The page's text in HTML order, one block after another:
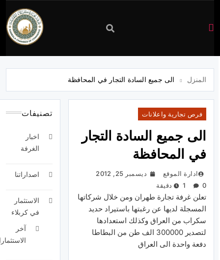
غرفة
كربلاء
المنزل الى جميع السادة التجار في المحافظة
فرص تجارية واعلانات
الى جميع السادة التجار
في المحافظة
ادارة الموقع
ديسمبر 25, 2012
0
1 دقيقة
تعلن غرفة تجارة طهرانومن خلال
شركاتها
المسجلة لديها عن رغبتها باستيراد حديد
سكراب من العراق وكذلك استعدادها
لتصدير
طن من البطاطا
دفعة واحدةالى العراق
تصنيفات
اخبار
الغرفة
اصداراتنا
الاستثمار
في كربلاء
آخر